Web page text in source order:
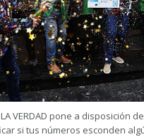
LA VERDAD pone a disposición
si tus números esconden